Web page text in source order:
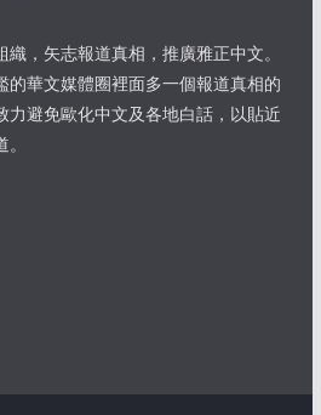
，矢志報道真相，推廣雅正中文。
的華文媒體圈裡面多一個報道真相的
力避免歐化中文及各地白話，以貼近